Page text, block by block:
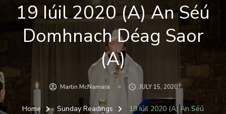
19 Iúil 2020 (A) An Séú
Domhnach Déag Saor
(A)
Martin McNamara JULY 15, 2020
Home Sunday Readings
19 Iúil 2020 (A) An Séú